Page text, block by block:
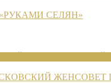
СЕЛЯН»
ЖЕНСОВЕТ